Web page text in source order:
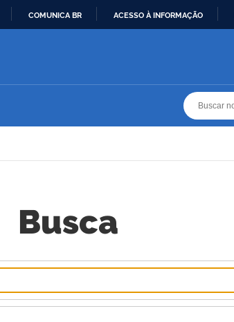
COMUNICA BR ACESSO À INFORMAÇÃO
Busca